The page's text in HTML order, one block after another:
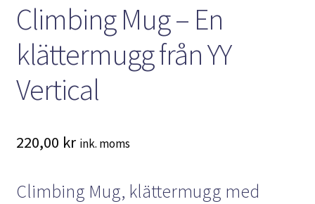
Climbing Mug – En
klättermugg från YY
Vertical
220,00 kr ink. moms
Climbing Mug, klättermugg med